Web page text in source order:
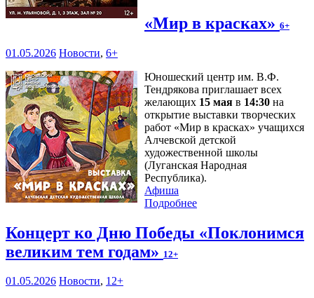
«Мир в красках» 6+
01.05.2026 Новости, 6+
Юношеский центр им. В.Ф.
Тендрякова приглашает всех
желающих 15 мая в 14:30 на
открытие выставки творческих
работ «Мир в красках» учащихся
Алчевской детской
художественной школы
(Луганская Народная
Республика).
Афиша
Подробнее
Концерт ко Дню Победы «Поклонимся
великим тем годам» 12+
01.05.2026 Новости, 12+